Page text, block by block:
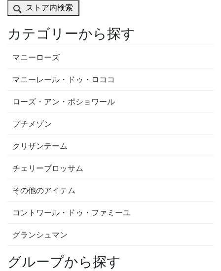
ストア内検索
カテゴリーから探す
マニーローズ
マニーレール・ドゥ・ロココ
ローズ・アン・ポショワール
プチメゾン
クリザンテーム
チェリーブロッサム
その他のアイテム
コントワール・ドゥ・ファミーユ
グランシュマン
グループから探す